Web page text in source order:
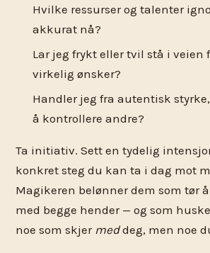
Hvilke ressurser og talenter
akkurat nå?
Lar jeg frykt eller tvil stå i veien
virkelig ønsker?
Handler jeg fra autentisk
å kontrollere andre?
Ta initiativ. Sett en tydelig
konkret steg du kan ta i dag mot
Magikeren belønner dem som tør
med begge hender — og som
noe som skjer meddeg, men noe